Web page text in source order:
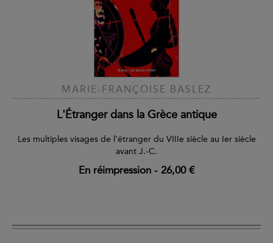
MARIE-FRANÇOISE BASLEZ
L'Étranger dans la Grèce antique
Les multiples visages de l'étranger du VIIIe siècle au Ier siècle
avant J.-C.
En réimpression - 26,00 €